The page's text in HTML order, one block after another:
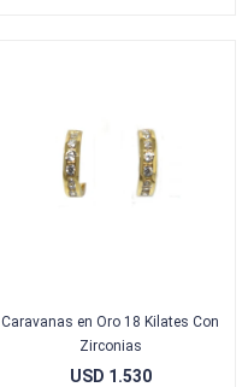
Caravanas en Oro 18 Kilates Con
Zirconias
USD 1.530